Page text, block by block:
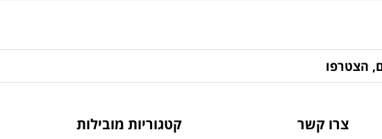
הצטרפו
צרו קשר
קטגוריות מובילות